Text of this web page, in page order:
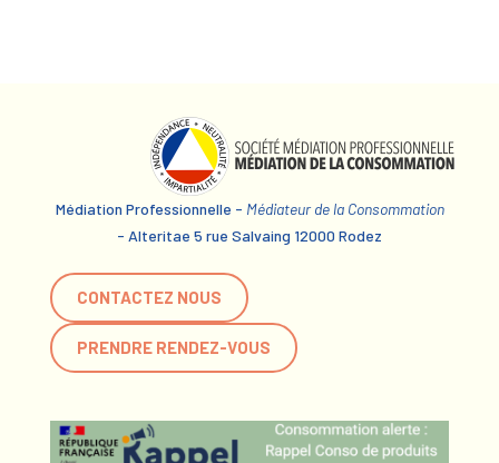
Médiation Professionnelle - Médiateur de la Consommation
- Alteritae 5 rue Salvaing 12000 Rodez
CONTACTEZ NOUS
PRENDRE RENDEZ-VOUS